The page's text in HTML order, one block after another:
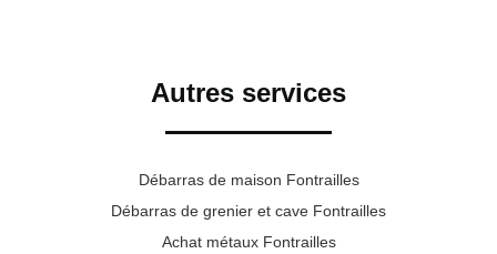
Autres services
Débarras de maison Fontrailles
Débarras de grenier et cave Fontrailles
Achat métaux Fontrailles